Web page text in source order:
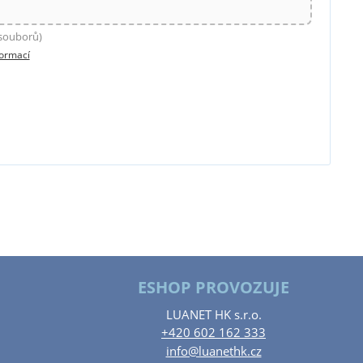
ESHOP PROVOZUJE
LUANET HK s.r.o.
+420 602 162 333
info@luanethk.cz